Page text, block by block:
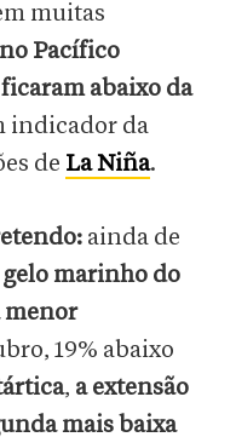
muitas
Pacífico
abaixo da
indicador da
de La Niña.
ainda de
gelo marinho do
menor
19% abaixo
, a extensão
mais baixa